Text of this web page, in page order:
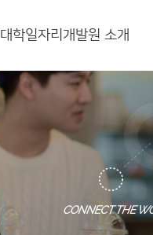
대학일자리개발원 소개